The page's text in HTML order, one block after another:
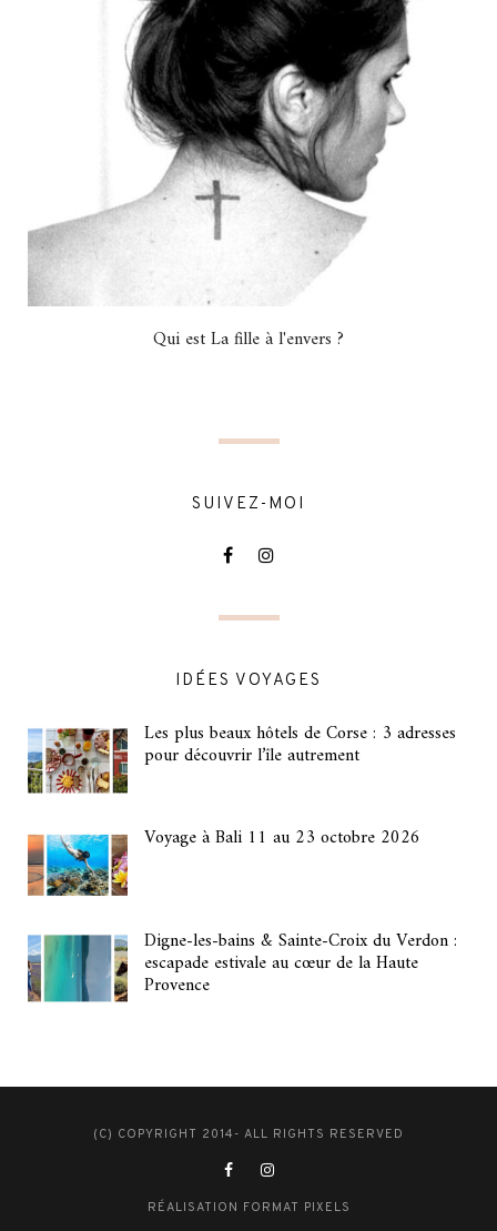
Qui est La fille à l'envers ?
SUIVEZ-MOI
IDÉES VOYAGES
Les plus beaux hôtels de Corse : 3 adresses
pour découvrir l’île autrement
Voyage à Bali 11 au 23 octobre 2026
Digne-les-bains & Sainte-Croix du Verdon :
escapade estivale au cœur de la Haute
Provence
(C) COPYRIGHT 2014- ALL RIGHTS RESERVED
RÉALISATION FORMAT PIXELS